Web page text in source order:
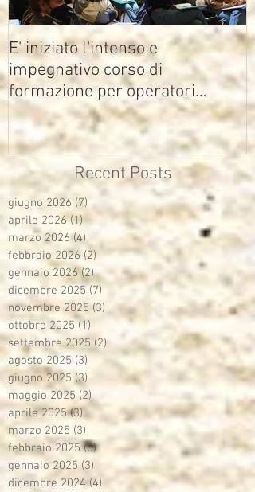
E' iniziato l'intenso e
impegnativo corso di
formazione per operatori
multimediali Avisco
Recent Posts
giugno 2026 (7) 7 post
aprile 2026 (1)1 post
marzo 2026 (4)4 post
febbraio 2026 (2)2 post
gennaio 2026 (2)2 post
dicembre 2025 (7)7 post
novembre 2025 (3) 3 post
ottobre 2025 (1)
settembre 2025 (2) 2 post
agosto 2025 (3) 3 post
giugno 2025 (3)
maggio 2025 (2)2 post
aprile 2025 (3)3 post
marzo 2025 (3) 3 post
febbraio 2025 (5)5 post
gennaio 2025 (3) 3 post
dicembre 2024 (4) 4 post